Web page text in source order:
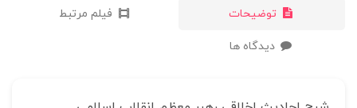
توضیحات فیلم مرتبط
دیدگاه ها